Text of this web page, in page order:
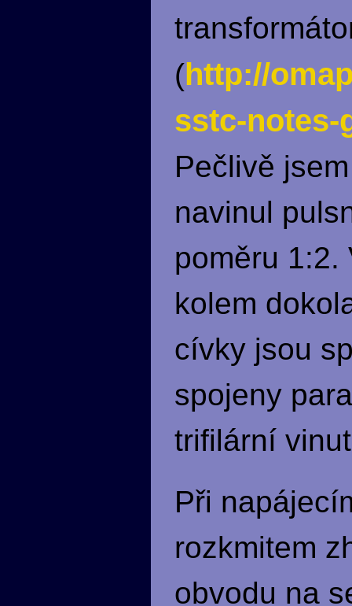
(http://
sstc-notes-
Pečlivě
navinul
poměru 1:2.
kolem
cívky jsou
spojeny
trifilární
Při
rozkmitem
obvodu na